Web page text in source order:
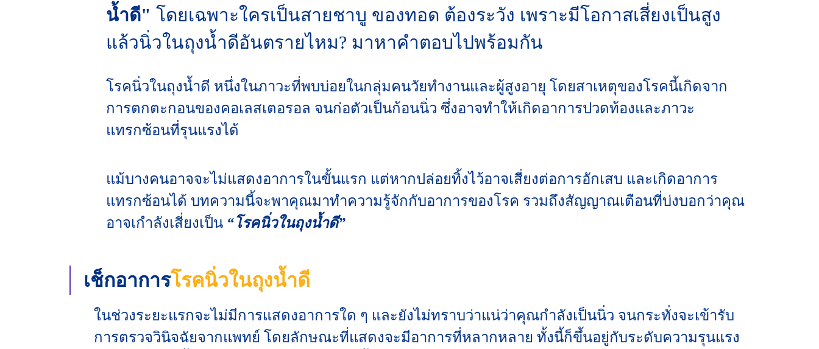
น้ำดี" โดยเฉพาะใครเป็นสายชาบู ของทอด ต้องระวัง เพราะมีโอกาสเสี่ยงเป็นสูง
แล้วนิ่วในถุงน้ำดีอันตรายไหม? มาหาคำตอบไปพร้อมกัน
โรคนิ่วในถุงน้ำดี หนึ่งในภาวะที่พบบ่อยในกลุ่มคนวัยทำงานและผู้สูงอายุ โดยสาเหตุของโรคนี้เกิดจาก
การตกตะกอนของคอเลสเตอรอล จนก่อตัวเป็นก้อนนิ่ว ซึ่งอาจทำให้เกิดอาการปวดท้องและภาวะ
แทรกซ้อนที่รุนแรงได้
แม้บางคนอาจจะไม่แสดงอาการในขั้นแรก แต่หากปล่อยทิ้งไว้อาจเสี่ยงต่อการอักเสบ และเกิดอาการ
แทรกซ้อนได้ บทความนี้จะพาคุณมาทำความรู้จักกับอาการของโรค รวมถึงสัญญาณเตือนที่บ่งบอกว่าคุณ
อาจเกำลังเสี่ยงเป็น “โรคนิ่วในถุงน้ำดี”
เช็กอาการโรคนิ่วในถุงน้ำดี
ในช่วงระยะแรกจะไม่มีการแสดงอาการใด ๆ และยังไม่ทราบว่าแน่ว่าคุณกำลังเป็นนิ่ว จนกระทั่งจะเข้ารับ
การตรวจวินิจฉัยจากแพทย์ โดยลักษณะที่แสดงจะมีอาการที่หลากหลาย ทั้งนี้ก็ขึ้นอยู่กับระดับความรุนแรง